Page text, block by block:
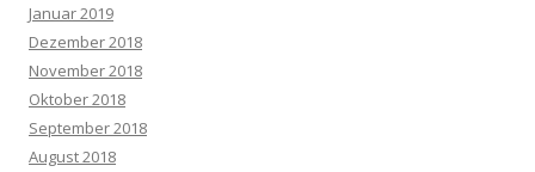
Januar 2019
Dezember 2018
November 2018
Oktober 2018
September 2018
August 2018